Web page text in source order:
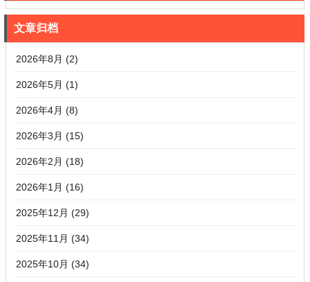
文章归档
2026年8月 (2)
2026年5月 (1)
2026年4月 (8)
2026年3月 (15)
2026年2月 (18)
2026年1月 (16)
2025年12月 (29)
2025年11月 (34)
2025年10月 (34)